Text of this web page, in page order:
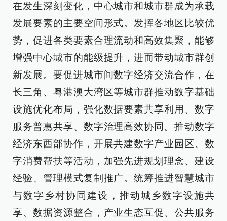
在发生深刻变化，中心城市和城市群成为承载
发展要素的主要空间形式。发挥各地区比较优
势，促进各类要素合理流动和高效集聚，能够
增强中心城市的能级提升，进而带动城市群创
新发展。要促进城市间数字经济交流合作，在
长三角、粤港澳大湾区等城市群推动数字基础
设施优化布局，强化数据要素共享利用、数字
服务普惠共享、数字治理高效协同。推动数字
经济东西部协作，开展共建数字产业园区、数
字消费帮扶等活动，加强先进规划理念、建设
经验、管理模式复制推广。统筹推进智慧城市
与数字乡村协同建设，推动城乡数字设施共
享、数据资源整合，产业生态互促、公共服务